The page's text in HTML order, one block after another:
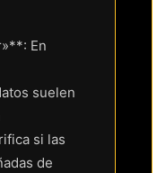
En
suelen
si las
de